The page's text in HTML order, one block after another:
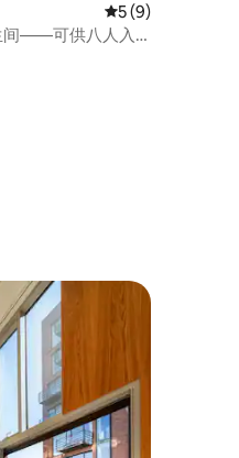
条评价 平均评分 5 分（
5 (9)
——可供八人入